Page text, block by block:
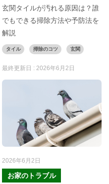
玄関タイルが汚れる原因は？誰
でもできる掃除方法や予防法を
解説
タイル 掃除のコツ 玄関
最終更新日 : 2026年6月2日
2026年6月2日
お家のトラブル